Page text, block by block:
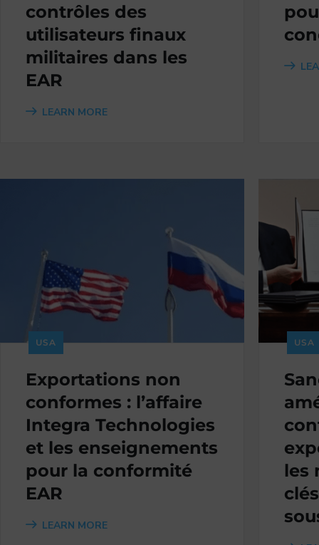
contrôles des
utilisateurs finaux
militaires dans les
EAR
LEARN MORE
USA
Exportations non
conformes : l’affaire
Integra Technologies
et les enseignements
pour la conformité
EAR
LEARN MORE
USA
les